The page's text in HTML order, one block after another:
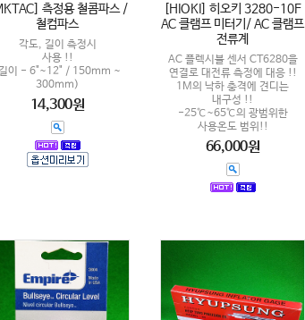
측정용 철콤파스 /
철컴파스
각도, 길이 측정시
사용 !!
이 - 6"~12" / 150mm ~
300mm)
14,300원
[HIOKI] 히오키 3280-10F
AC 클램프 미터기/ AC 클램프
전류계
AC 플렉시블 센서 CT6280을
연결로 대전류 측정에 대응 !!
1M의 낙하 충격에 견디는
내구성 !!
-25℃~65℃의 광범위한
사용온도 범위!!
66,000원